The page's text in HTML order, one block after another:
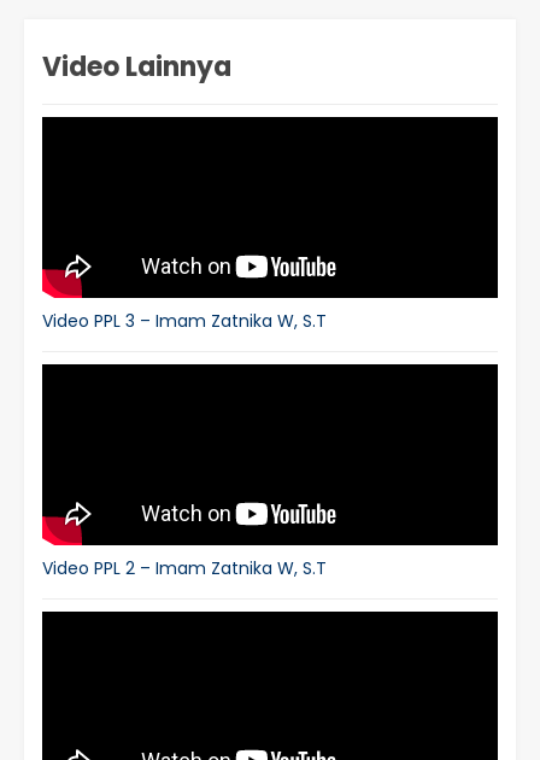
Video Lainnya
Video PPL 3 – Imam Zatnika W, S.T
Video PPL 2 – Imam Zatnika W, S.T